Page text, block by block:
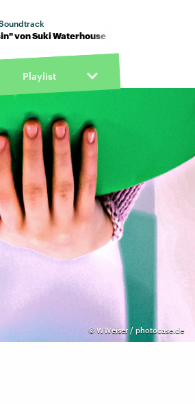
· "Tiny Raisin" von Suki Waterhouse
Playlist
©WWeiser / photocase.de